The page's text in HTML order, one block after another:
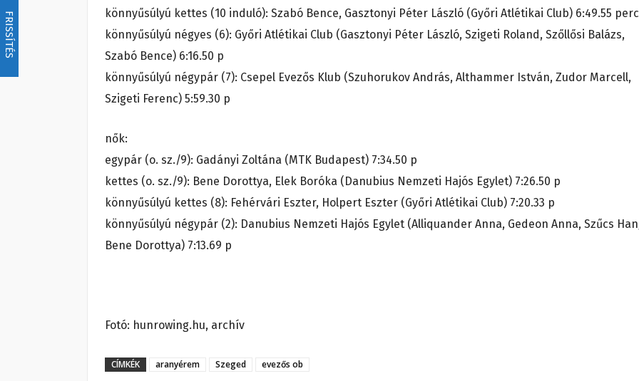
FRISSÍTÉS
könnyűsúlyú kettes (10 induló): Szabó Bence, Gasztonyi Péter László (Győri Atlétikai Club) 6:49.55 perc
könnyűsúlyú négyes (6): Győri Atlétikai Club (Gasztonyi Péter László, Szigeti Roland, Szőllősi Balázs,
Szabó Bence) 6:16.50 p
könnyűsúlyú négypár (7): Csepel Evezős Klub (Szuhorukov András, Althammer István, Zudor Marcell,
Szigeti Ferenc) 5:59.30 p
nők:
egypár (o. sz./9): Gadányi Zoltána (MTK Budapest) 7:34.50 p
kettes (o. sz./9): Bene Dorottya, Elek Boróka (Danubius Nemzeti Hajós Egylet) 7:26.50 p
könnyűsúlyú kettes (8): Fehérvári Eszter, Holpert Eszter (Győri Atlétikai Club) 7:20.33 p
könnyűsúlyú négypár (2): Danubius Nemzeti Hajós Egylet (Alliquander Anna, Gedeon Anna, Szűcs
Bene Dorottya) 7:13.69 p
Fotó: hunrowing.hu, archív
CÍMKÉK aranyérem Szeged evezős ob